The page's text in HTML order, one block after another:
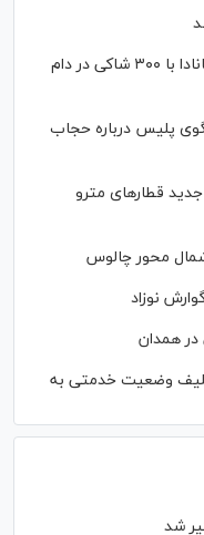
مدیر کلاهبردار شرکت مهاجرتی به کانادا با ۳۰۰ شاکی در دام
پلیس درباره حجاب
قطار‌های مترو
محور چالوس
نوزاد
در همدان
وضعیت خدمتی به
شد